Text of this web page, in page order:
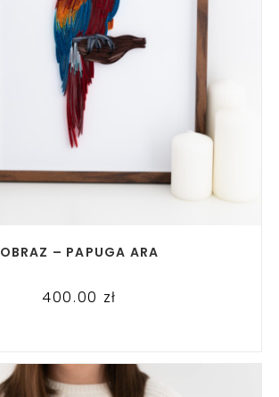
OBRAZ – PAPUGA ARA
400.00 zł